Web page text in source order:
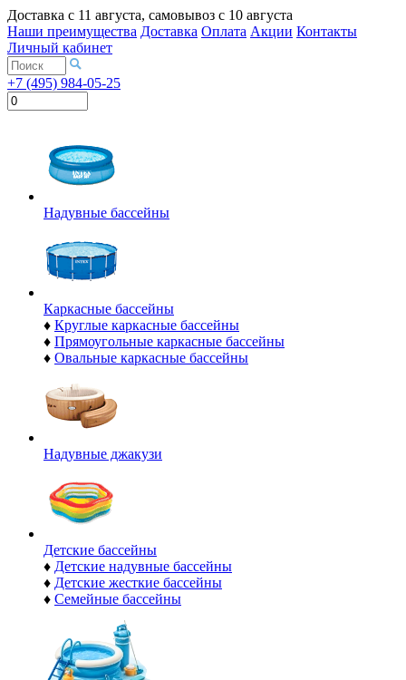
Доставка с 11 августа, самовывоз с 10 августа
Наши преимущества Доставка Оплата Акции Контакты
Личный кабинет
+7 (495) 984-05-25
Надувные бассейны
Каркасные бассейны
♦ Круглые каркасные бассейны
♦ Прямоугольные каркасные бассейны
♦ Овальные каркасные бассейны
Надувные джакузи
Детские бассейны
♦ Детские надувные бассейны
♦ Детские жесткие бассейны
♦ Семейные бассейны